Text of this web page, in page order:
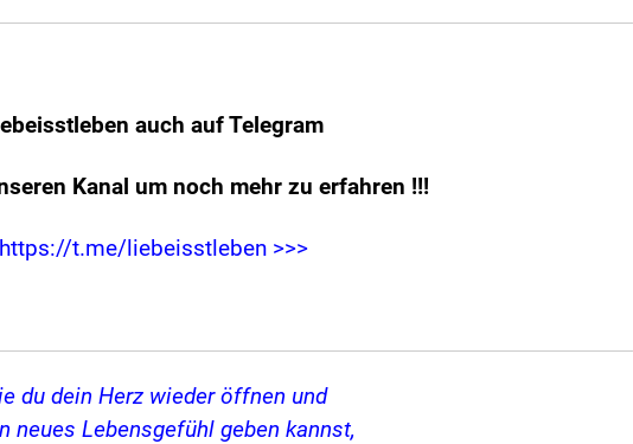
auch auf Telegram
Kanal um noch mehr zu erfahren !!!
https://t.me/liebeisstleben >>>
du dein Herz wieder öffnen und
neues Lebensgefühl geben kannst,